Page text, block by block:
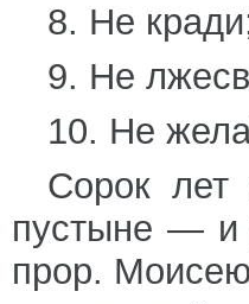
8. Не
9. Не
10. Не
Сорок лет
пустыне — и
прор.